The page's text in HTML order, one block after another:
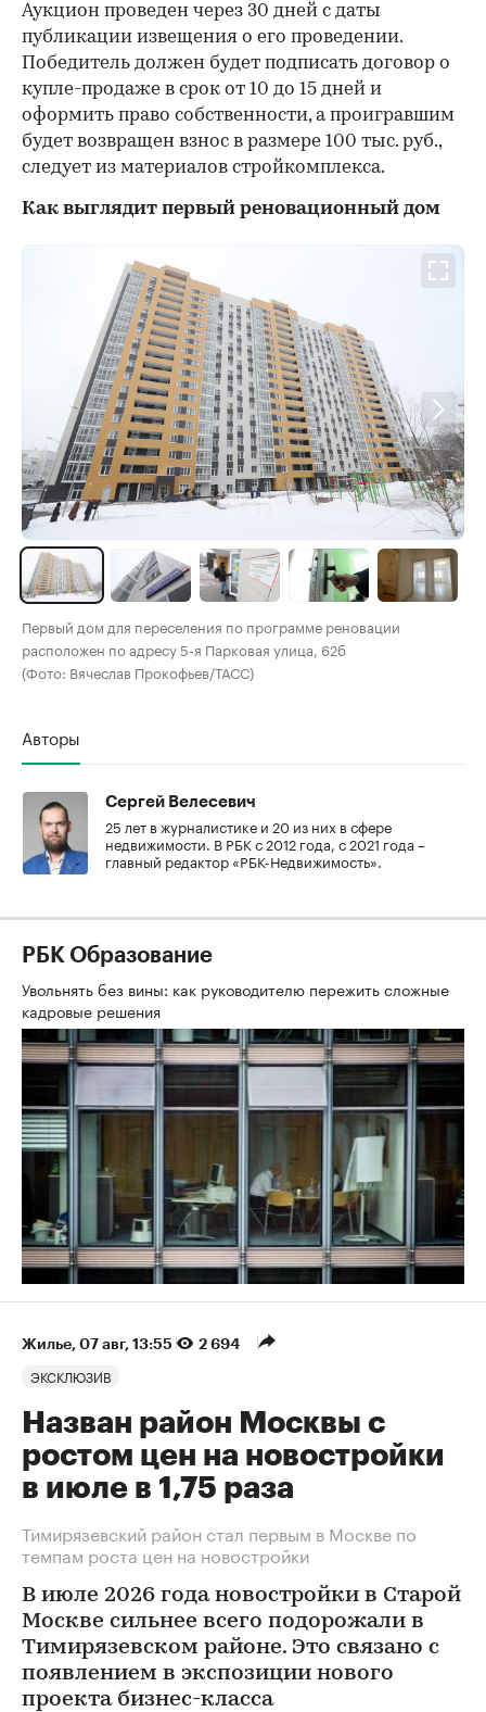
Аукцион проведен через 30 дней с даты
публикации извещения о его проведении.
Победитель должен будет подписать договор о
купле-продаже в срок от 10 до 15 дней и
оформить право собственности, а проигравшим
будет возвращен взнос в размере 100 тыс. руб.,
следует из материалов стройкомплекса.
Как выглядит первый реновационный дом
Первый дом для переселения по программе реновации
расположен по адресу 5-я Парковая улица, 62б
(Фото: Вячеслав Прокофьев/ТАСС)
Авторы
Сергей Велесевич
25 лет в журналистике и 20 из них в сфере
недвижимости. В РБК с 2012 года, с 2021 года –
главный редактор «РБК-Недвижимость».
РБК Образование
Увольнять без вины: как руководителю пережить сложные
кадровые решения
Жилье⁠, 07 авг, 13:55 2 694
ЭКСКЛЮЗИВ
Назван район Москвы с
ростом цен на новостройки
в июле в 1,75 раза
Тимирязевский район стал первым в Москве по
темпам роста цен на новостройки
В июле 2026 года новостройки в Старой
Москве сильнее всего подорожали в
Тимирязевском районе. Это связано с
появлением в экспозиции нового
проекта бизнес-класса